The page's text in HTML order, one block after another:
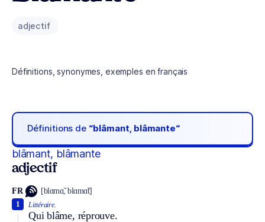
adjectif
Définitions, synonymes, exemples en français
Définitions de “blâmant, blâmante“
blâmant, blâmante
adjectif
FR [blɑmɑ̃, blɑmɑ̃t]
Littéraire.
Qui blâme, réprouve.
1